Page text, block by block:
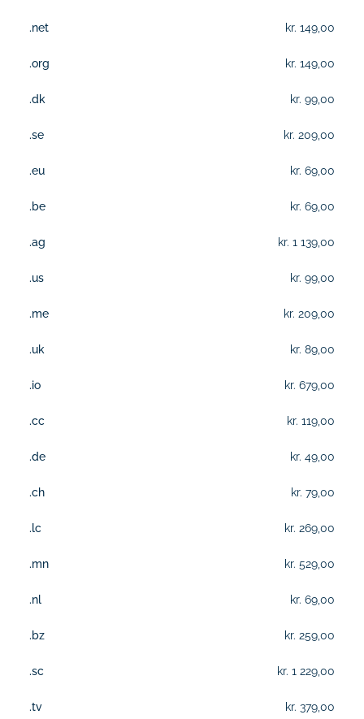
kr. 149,00
.net
kr. 149,00
.org
kr. 99,00
.dk
kr. 209,00
.se
kr. 69,00
.eu
kr. 69,00
.be
kr. 1 139,00
.ag
kr. 99,00
.us
kr. 209,00
.me
kr. 89,00
.uk
kr. 679,00
.io
kr. 119,00
.cc
kr. 49,00
.de
kr. 79,00
.ch
kr. 269,00
.lc
kr. 529,00
.mn
kr. 69,00
.nl
kr. 259,00
.bz
kr. 1 229,00
.sc
kr. 379,00
.tv